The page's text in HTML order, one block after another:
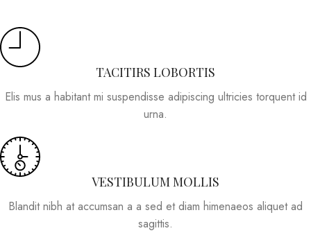
TACITIRS LOBORTIS
Elis mus a habitant mi suspendisse adipiscing ultricies torquent id
urna.
VESTIBULUM MOLLIS
Blandit nibh at accumsan a a sed et diam himenaeos aliquet ad
sagittis.